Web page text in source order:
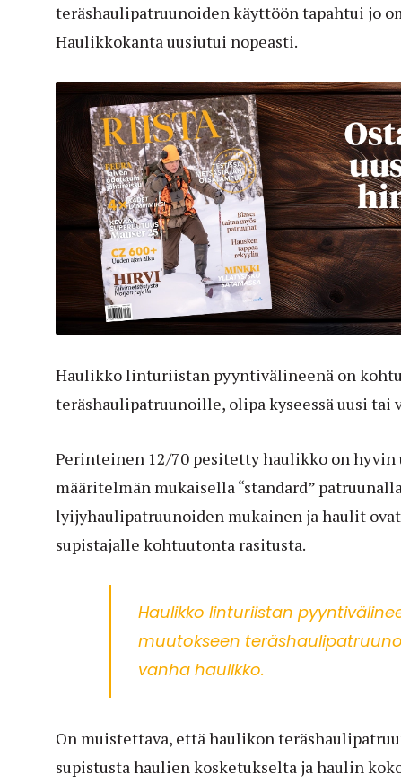
teräshaulipatruunoiden käyttöön tapahtui jo
Haulikkokanta uusiutui nopeasti.
Haulikko linturiistan pyyntivälineenä on
teräshaulipatruunoille, olipa kyseessä uusi tai
Perinteinen 12/70 pesitetty haulikko on
määritelmän mukaisella “standard”
lyijyhaulipatruunoiden mukainen ja haulit
supistajalle kohtuutonta rasitusta.
Haulikko linturiistan
muutokseen
vanha haulikko.
On muistettava, että haulikon
supistusta haulien kosketukselta ja haulin